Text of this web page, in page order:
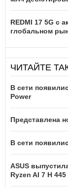
REDMI 17 5G c
глобальном
ЧИТАЙТЕ
В сети
Power
Представлена
В сети
ASUS
Ryzen AI 7 H 445